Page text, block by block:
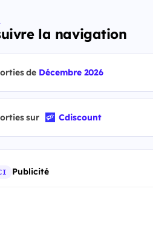
la navigation
de Décembre 2026
sur Cdiscount
Publicité